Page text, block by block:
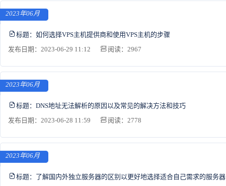
2023年06月
标题： 如何选择VPS主机提供商和使用VPS主机的步骤
发布日期：2023-06-29 11:12
阅读：2967
2023年06月
标题： DNS地址无法解析的原因以及常见的解决方法和技巧
发布日期：2023-06-28 11:59
阅读：2778
2023年06月
标题： 了解国内外独立服务器的区别以更好地选择适合自己需求的服务器